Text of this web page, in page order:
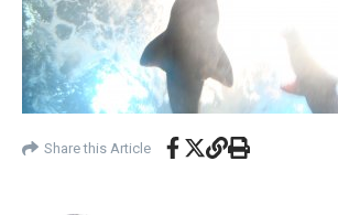
Share this Article